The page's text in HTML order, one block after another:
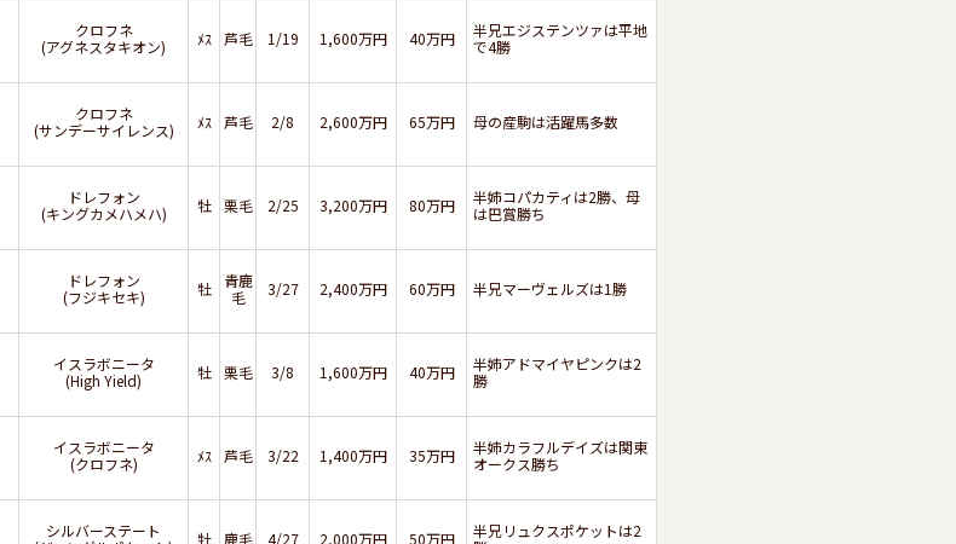
クロフネ
(アグネスタキオン)
ﾒｽ 芦毛 1/19 1,600万円 40万円
半兄エジステンツァは平地
で4勝
クロフネ
(サンデーサイレンス)
ﾒｽ 芦毛 2/8 2,600万円 65万円 母の産駒は活躍馬多数
ドレフォン
(キングカメハメハ)
牡 栗毛 2/25 3,200万円 80万円
半姉コパカティは2勝、母
は巴賞勝ち
ドレフォン
(フジキセキ)
牡
青鹿
毛
3/27 2,400万円 60万円 半兄マーヴェルズは1勝
イスラボニータ
(High Yield)
牡 栗毛 3/8 1,600万円 40万円
半姉アドマイヤピンクは2
勝
イスラボニータ
(クロフネ)
ﾒｽ 芦毛 3/22 1,400万円 35万円
半姉カラフルデイズは関東
オークス勝ち
シルバーステート
牡 鹿毛 4/27 2,000万円 50万円
半兄リュクスポケットは2